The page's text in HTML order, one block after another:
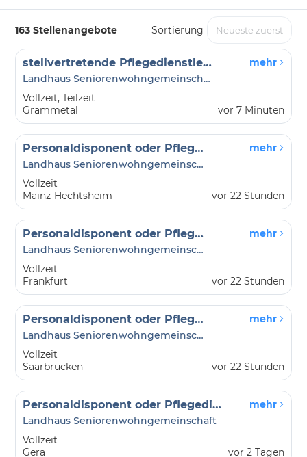
163 Stellenangebote Sortierung
stellvertretende Pflegedienstleitung
Landhaus Seniorenwohngemeinschaft
Vollzeit, Teilzeit
Grammetal
mehr
vor 7 Minuten
Personaldisponent oder Pflegedienstleitung als Dienstplan-Coach
Landhaus Seniorenwohngemeinschaft
Vollzeit
Mainz-Hechtsheim
mehr
vor 22 Stunden
Personaldisponent oder Pflegedienstleitung als Dienstplan-Coach
Landhaus Seniorenwohngemeinschaft
Vollzeit
Frankfurt
mehr
vor 22 Stunden
Personaldisponent oder Pflegedienstleitung als Dienstplan-Coach
Landhaus Seniorenwohngemeinschaft
Vollzeit
Saarbrücken
mehr
vor 22 Stunden
Personaldisponent oder Pflegedienstleitung als Dienstplan-Coach
Landhaus Seniorenwohngemeinschaft
Vollzeit
Gera
mehr
vor 2 Tagen